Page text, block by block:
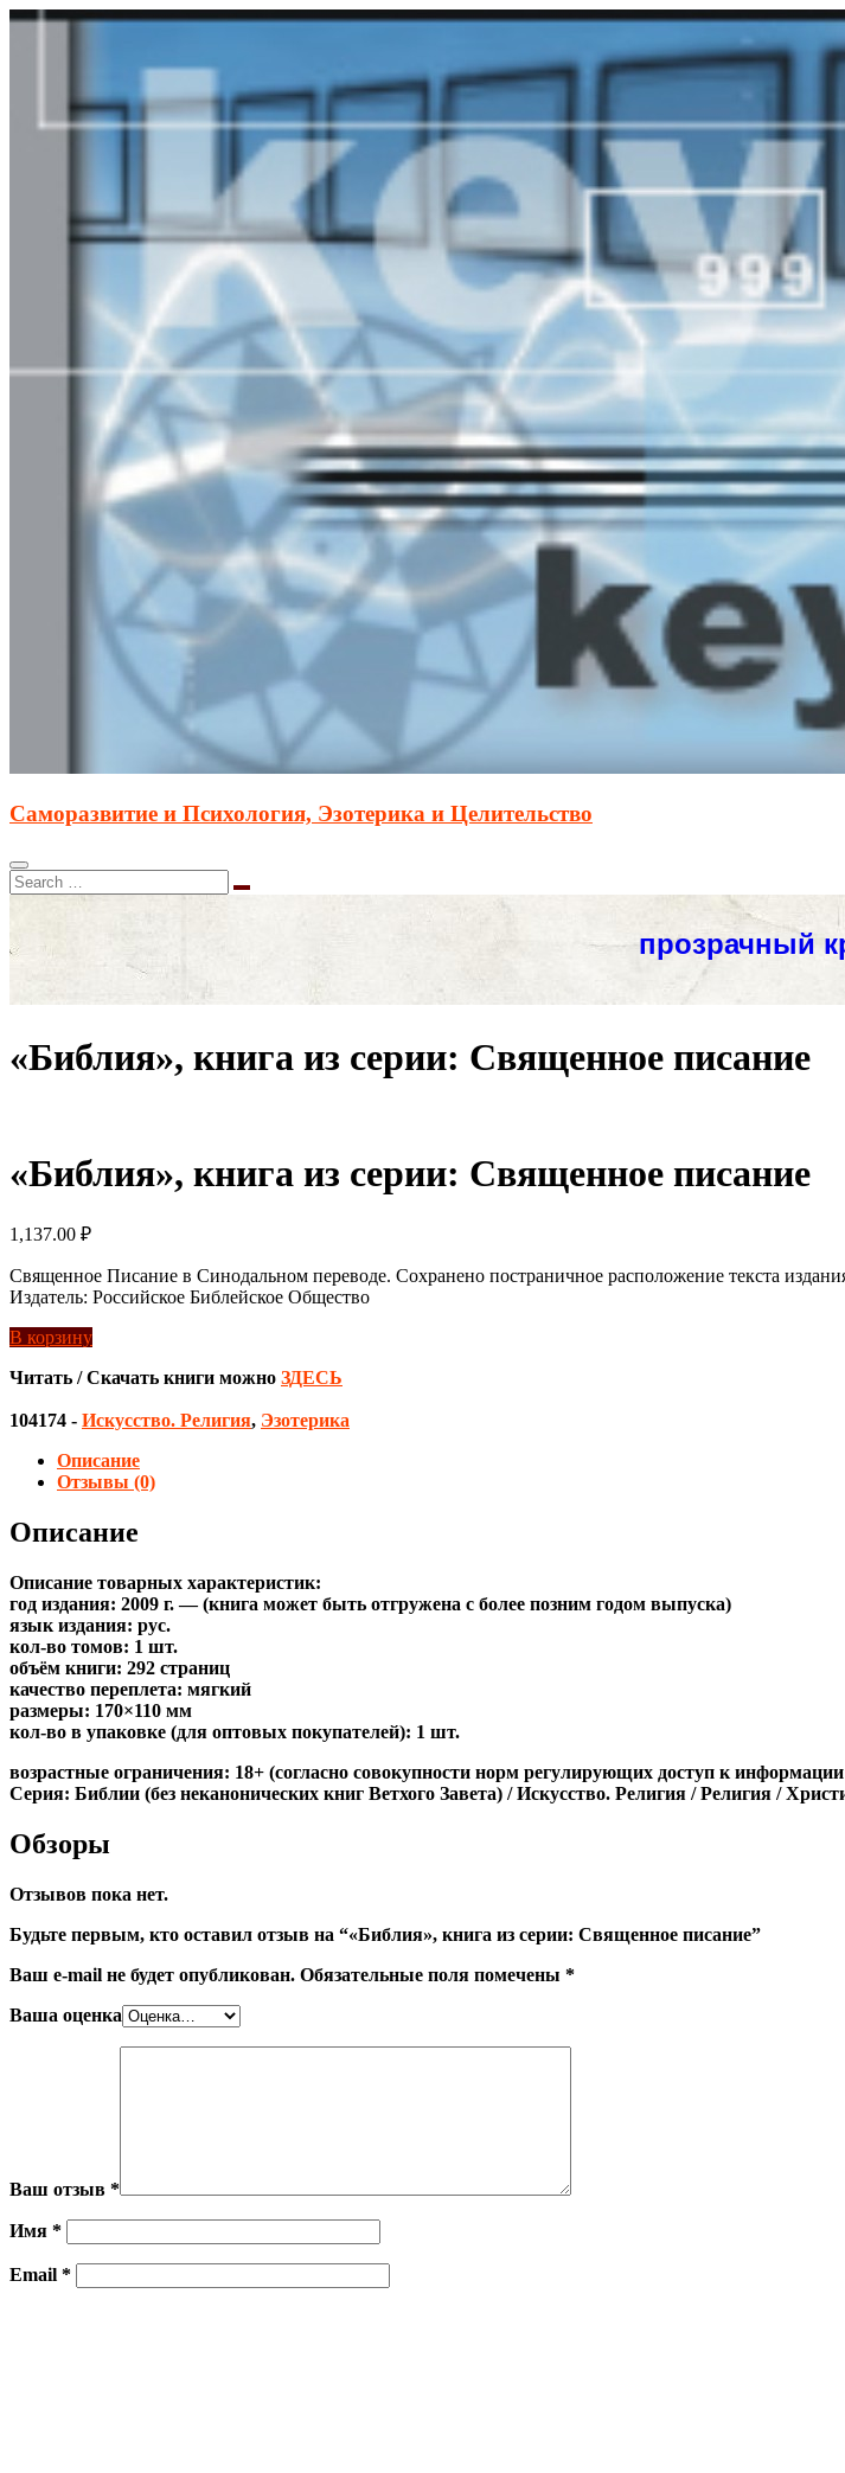
Саморазвитие и Психология, Эзотерика и Целительство
«Библия», книга из серии: Священное писание
«Библия», книга из серии: Священное писание
1,137.00 ₽
Священное Писание в Синодальном переводе. Сохранено постраничное расположение текста
Издатель: Российское Библейское Общество
В корзину
Читать / Скачать книги можно ЗДЕСЬ
104174 - Искусство. Религия, Эзотерика
Описание
Отзывы (0)
Описание
Описание товарных характеристик:
год издания: 2009 г. — (книга может быть отгружена c более позним годом выпуска)
язык издания: рус.
кол-во томов: 1 шт.
объём книги: 292 страниц
качество переплета: мягкий
размеры: 170×110 мм
кол-во в упаковке (для оптовых покупателей): 1 шт.
возрастные ограничения: 18+ (согласно совокупности норм регулирующих доступ к информации
Серия: Библии (без неканонических книг Ветхого Завета) / Искусство. Религия / Религия /
Обзоры
Отзывов пока нет.
Будьте первым, кто оставил отзыв на “«Библия», книга из серии: Священное писание”
Ваш e-mail не будет опубликован. Обязательные поля помечены *
Ваша оценка
Ваш отзыв *
Имя *
Email *